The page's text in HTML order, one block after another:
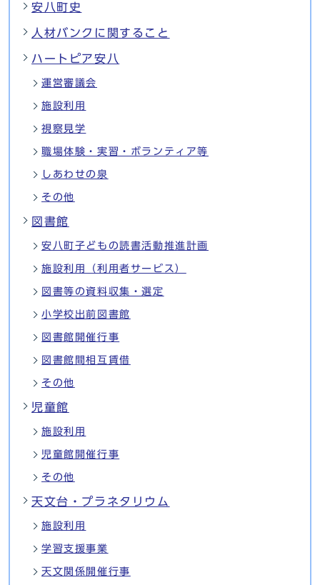
安八町史
人材バンクに関すること
ハートピア安八
運営審議会
施設利用
視察見学
職場体験・実習・ボランティア等
しあわせの泉
その他
図書館
安八町子どもの読書活動推進計画
施設利用（利用者サービス）
図書等の資料収集・選定
小学校出前図書館
図書館開催行事
図書館間相互賃借
その他
児童館
施設利用
児童館開催行事
その他
天文台・プラネタリウム
施設利用
学習支援事業
天文関係開催行事